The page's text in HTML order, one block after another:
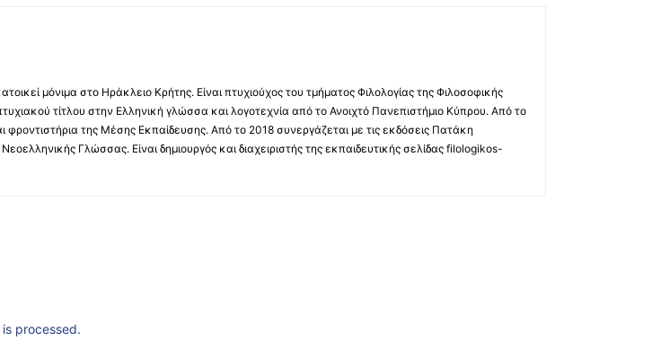
μόνιμα στο Ηράκλειο Κρήτης. Είναι πτυχιούχος του τμήματος Φιλολογίας της Φιλοσοφικής
τίτλου στην Ελληνική γλώσσα και λογοτεχνία από το Ανοιχτό Πανεπιστήμιο Κύπρου. Από το
της Μέσης Εκπαίδευσης. Από το 2018 συνεργάζεται με τις εκδόσεις Πατάκη
Γλώσσας. Είναι δημιουργός και διαχειριστής της εκπαιδευτικής σελίδας filologikos-
processed.